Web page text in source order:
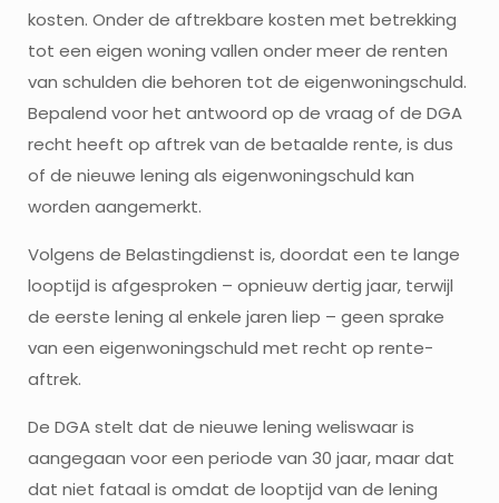
kosten. Onder de aftrekbare kosten met betrekking
tot een eigen woning vallen onder meer de renten
van schulden die behoren tot de eigenwoningschuld.
Bepalend voor het antwoord op de vraag of de DGA
recht heeft op aftrek van de betaalde rente, is dus
of de nieuwe lening als eigenwoningschuld kan
worden aangemerkt.
Volgens de Belastingdienst is, doordat een te lange
looptijd is afgesproken – opnieuw dertig jaar, terwijl
de eerste lening al enkele jaren liep – geen sprake
van een eigenwoningschuld met recht op rente-
aftrek.
De DGA stelt dat de nieuwe lening weliswaar is
aangegaan voor een periode van 30 jaar, maar dat
dat niet fataal is omdat de looptijd van de lening